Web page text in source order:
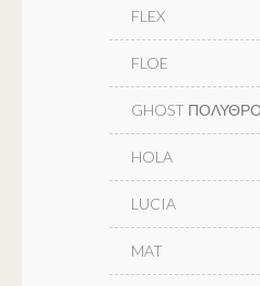
FLEX
FLOE
GHOST
HOLA
LUCIA
MAT